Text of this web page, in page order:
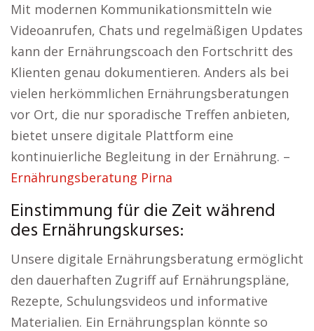
Mit modernen Kommunikationsmitteln wie
Videoanrufen, Chats und regelmäßigen Updates
kann der Ernährungscoach den Fortschritt des
Klienten genau dokumentieren. Anders als bei
vielen herkömmlichen Ernährungsberatungen
vor Ort, die nur sporadische Treffen anbieten,
bietet unsere digitale Plattform eine
kontinuierliche Begleitung in der Ernährung. –
Ernährungsberatung Pirna
Einstimmung für die Zeit während
des Ernährungskurses:
Unsere digitale Ernährungsberatung ermöglicht
den dauerhaften Zugriff auf Ernährungspläne,
Rezepte, Schulungsvideos und informative
Materialien. Ein Ernährungsplan könnte so